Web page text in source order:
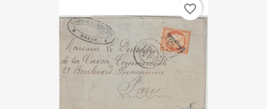
favorite_border